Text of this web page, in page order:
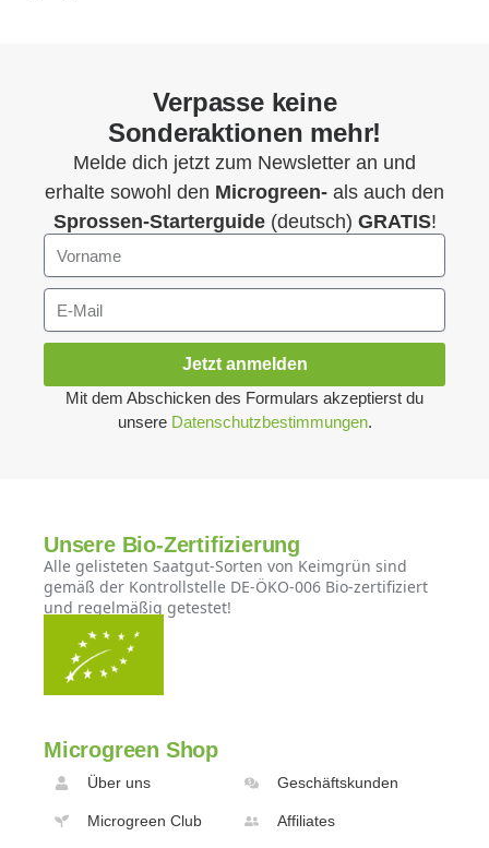
Verpasse keine
Sonderaktionen mehr!
Melde dich jetzt zum Newsletter an und
erhalte sowohl den Microgreen- als auch den
Sprossen-Starterguide(deutsch) GRATIS!
Jetzt anmelden
Mit dem Abschicken des Formulars akzeptierst du
unsere Datenschutzbestimmungen.
Unsere Bio-Zertifizierung
Alle gelisteten Saatgut-Sorten von Keimgrün sind
gemäß der Kontrollstelle DE-ÖKO-006 Bio-zertifiziert
und regelmäßig getestet!
Microgreen Shop
Über uns
Microgreen Club
Geschäftskunden
Affiliates